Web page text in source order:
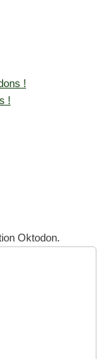
!
!
Oktodon.